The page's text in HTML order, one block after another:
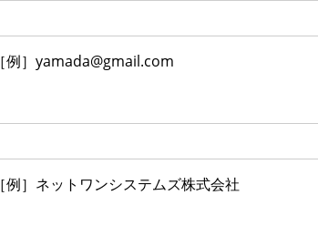
［例］yamada@gmail.com
［例］ネットワンシステムズ株式会社